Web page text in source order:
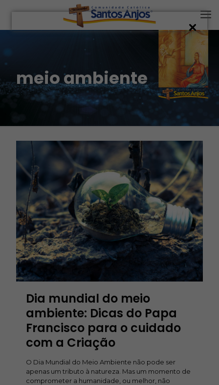
meio ambiente
Dia mundial do meio
ambiente: Dicas do Papa
Francisco para o cuidado
com a Criação
O Dia Mundial do Meio Ambiente não pode ser
apenas um tributo à natureza. Mas um momento de
comprometer a humanidade, ou melhor, não